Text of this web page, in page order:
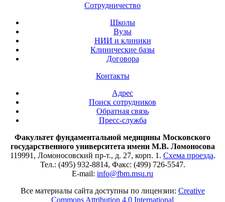
Сотрудничество
Школы
Вузы
НИИ и клиники
Клинические базы
Договора
Контакты
Адрес
Поиск сотрудников
Обратная связь
Пресс-служба
Факультет фундаментальной медицины Московского
государственного университета имени М.В. Ломоносова
119991, Ломоносовский пр-т., д. 27, корп. 1. Схема проезда.
Тел.: (495) 932-8814, Факс: (499) 726-5547.
E-mail: info@fbm.msu.ru
Все материалы сайта доступны по лицензии: Creative
Commons Attribution 4.0 International